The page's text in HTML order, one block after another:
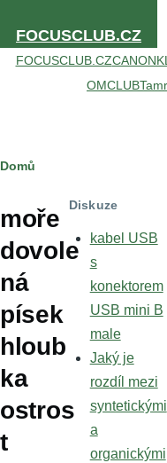
FOCUSCLUB.CZ
FOCUSCLUB.CZ
OMCLUB
Drobečková
navigace
Domů
moře
dovole
ná
písek
hloub
ka
ostros
t
Diskuze
kabel USB
s
konektorem
USB mini B
male
Jaký je
rozdíl mezi
syntetickými
a
organickými